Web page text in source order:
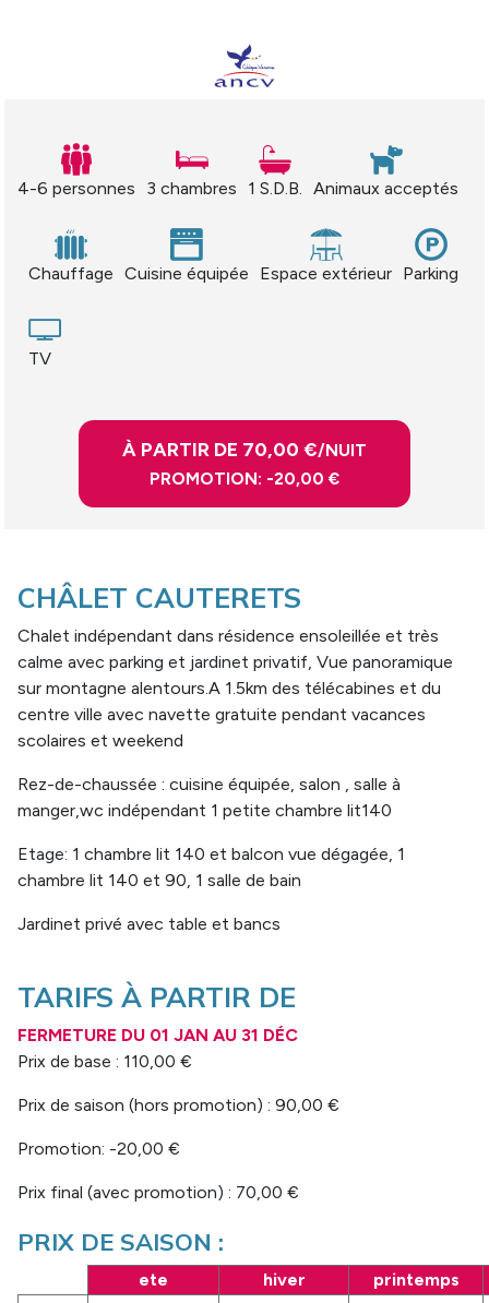
4-6 personnes 3 chambres 1 S.D.B. Animaux acceptés
Chauffage Cuisine équipée Espace extérieur Parking
TV
À PARTIR DE 70,00 €/NUIT
PROMOTION: -20,00 €
CHÂLET CAUTERETS
Chalet indépendant dans résidence ensoleillée et très
calme avec parking et jardinet privatif, Vue panoramique
sur montagne alentours.A 1.5km des télécabines et du
centre ville avec navette gratuite pendant vacances
scolaires et weekend
Rez-de-chaussée : cuisine équipée, salon , salle à
manger,wc indépendant 1 petite chambre lit140
Etage: 1 chambre lit 140 et balcon vue dégagée, 1
chambre lit 140 et 90, 1 salle de bain
Jardinet privé avec table et bancs
TARIFS À PARTIR DE
FERMETURE DU 01 JAN AU 31 DÉC
Prix de base : 110,00 €
Prix de saison (hors promotion) : 90,00 €
Promotion: -20,00 €
Prix final (avec promotion) : 70,00 €
PRIX DE SAISON :
ete hiver printemps